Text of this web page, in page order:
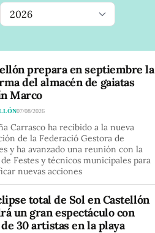
prepara en septiembre la
del almacén de gaiatas
Marco
07/08/2026
Carrasco ha recibido a la nueva
de la Federació Gestora de
y ha avanzado una reunión con la
Festes y técnicos municipales para
nuevas acciones
total de Sol en Castellón
un gran espectáculo con
30 artistas en la playa